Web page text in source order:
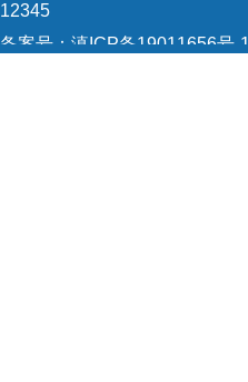
12345
备案号： 滇ICP备19011656号-1